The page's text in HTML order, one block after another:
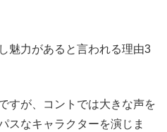
魅力があると言われる理由3
すが、コントでは大きな声を
スなキャラクターを演じま